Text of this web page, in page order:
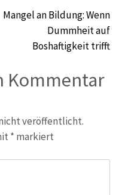
Mangel an Bildung: Wenn
Dummheit auf
Boshaftigkeit trifft
Kommentar
veröffentlicht.
* markiert